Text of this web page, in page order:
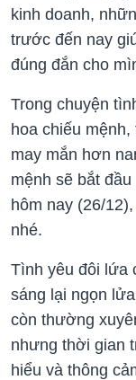
kinh doanh,
trước đến nay
đúng đắn cho
Trong chuyện
hoa chiếu
may mắn hơn
mệnh sẽ bắt
hôm nay (26/
nhé.
Tình yêu đôi lứa
sáng lại ngọn
còn thường
nhưng thời gian
hiểu và thông